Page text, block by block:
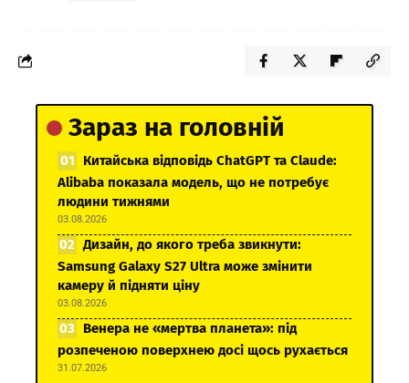
Зараз на головній
Китайська відповідь ChatGPT та Claude:
Alibaba показала модель, що не потребує
людини тижнями
03.08.2026
Дизайн, до якого треба звикнути:
Samsung Galaxy S27 Ultra може змінити
камеру й підняти ціну
03.08.2026
Венера не «мертва планета»: під
розпеченою поверхнею досі щось рухається
31.07.2026